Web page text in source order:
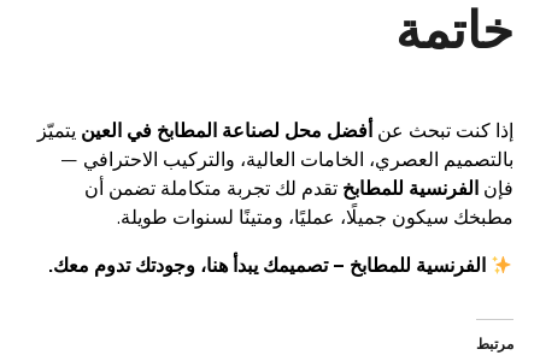
خاتمة
إذا كنت تبحث عن أفضل محل لصناعة المطابخ في العين يتميّز
بالتصميم العصري، الخامات العالية، والتركيب الاحترافي —
فإن الفرنسية للمطابخ تقدم لك تجربة متكاملة تضمن أن
مطبخك سيكون جميلًا، عمليًا، ومتينًا لسنوات طويلة.
الفرنسية للمطابخ – تصميمك يبدأ هنا، وجودتك تدوم معك.
مرتبط